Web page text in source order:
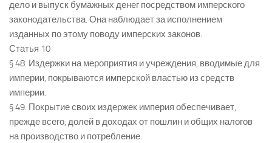
дело и выпуск бумажных денег посредством имперского
законодательства. Она наблюдает за исполнением
изданных по этому поводу имперских законов.
Статья 10
§ 48. Издержки на мероприятия и учреждения, вводимые для
империи, покрываются имперской властью из средств
империи.
§ 49. Покрытие своих издержек империя обеспечивает,
прежде всего, долей в доходах от пошлин и общих налогов
на производство и потребление.